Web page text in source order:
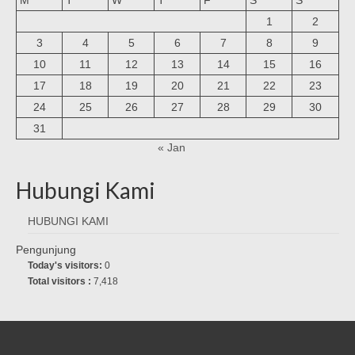
1
2
3
4 5 6 7 8
9
10
11 12 13 14 15
16
17
18 19 20 21 22
23
24
25 26 27 28 29
30
31
« Jan
Hubungi Kami
HUBUNGI KAMI
Pengunjung
Today's visitors: 0
Total visitors : 7,418